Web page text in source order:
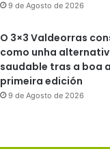
9 de Agosto de 2026
O 3×3 Valdeorras
como unha
saudable tras a boa
primeira edición
9 de Agosto de 2026